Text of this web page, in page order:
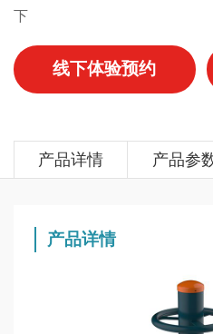
下
线下体验预约
产品详情 产品参
产品详情